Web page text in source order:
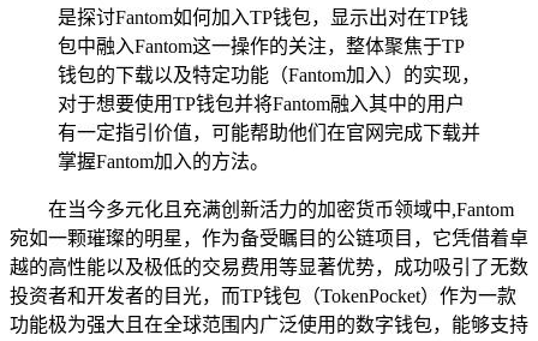
是探讨Fantom如何加入TP钱包，显示出对在TP钱
包中融入Fantom这一操作的关注，整体聚焦于TP
钱包的下载以及特定功能（Fantom加入）的实现，
对于想要使用TP钱包并将Fantom融入其中的用户
有一定指引价值，可能帮助他们在官网完成下载并
掌握Fantom加入的方法。
在当今多元化且充满创新活力的加密货币领域中,Fantom
宛如一颗璀璨的明星，作为备受瞩目的公链项目，它凭借着卓
越的高性能以及极低的交易费用等显著优势，成功吸引了无数
投资者和开发者的目光，而TP钱包（TokenPocket）作为一款
功能极为强大且在全球范围内广泛使用的数字钱包，能够支持